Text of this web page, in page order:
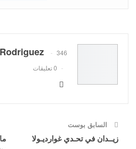
346 المشاركات
0 تعليقات
السابق بوست
زيــدان في تحـدي غوارديـولا